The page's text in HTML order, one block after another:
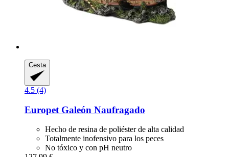
Cesta
4.5 (4)
Europet Galeón Naufragado
Hecho de resina de poliéster de alta calidad
Totalmente inofensivo para los peces
No tóxico y con pH neutro